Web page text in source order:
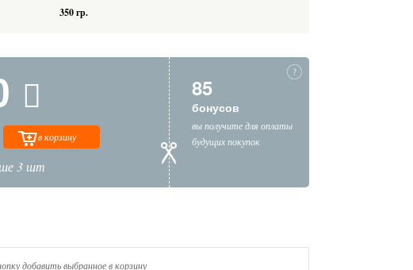
350 гр.
в корзину
3 шт
85
бонусов
вы получите для оплаты
будущих покупок
добавить выбранное в корзину